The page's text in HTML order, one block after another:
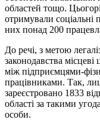
областей тощо.
отримували соціальні
них понад 200
До речі, з метою
законодавства
між підприємцями-
працівниками. Так,
зареєстровано 1833
області за такими
особи.